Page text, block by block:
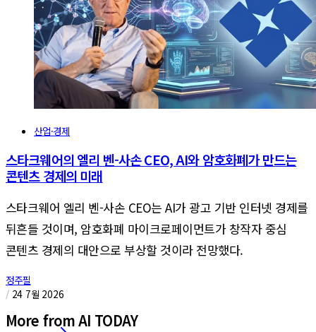
산업·경제
스타크웨어의 엘리 벤-사손 CEO, AI와 암호화폐가 만드는
콘텐츠 경제의 미래
스타크웨어 엘리 벤-사손 CEO는 AI가 광고 기반 인터넷 경제를
뒤흔들 것이며, 암호화폐 마이크로페이먼트가 창작자 중심
콘텐츠 경제의 대안으로 부상할 것이라 전망했다.
정주필
/ 24 7월 2026
More from AI TODAY